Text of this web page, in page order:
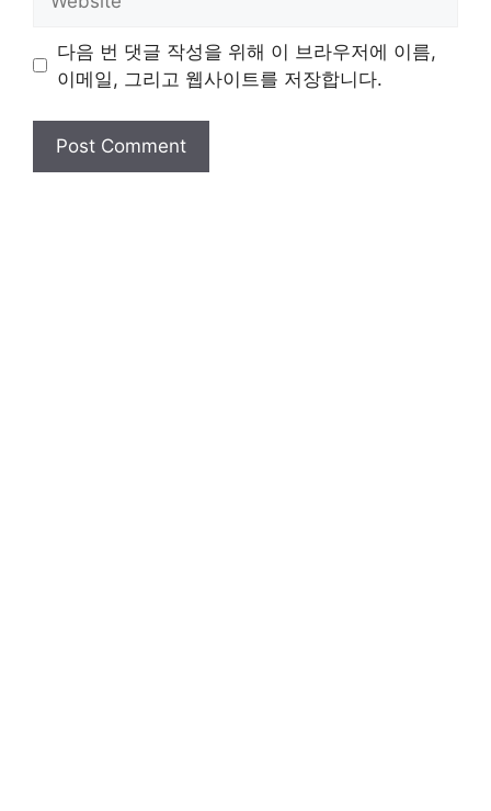
다음 번 댓글 작성을 위해 이 브라우저에 이름,
이메일, 그리고 웹사이트를 저장합니다.